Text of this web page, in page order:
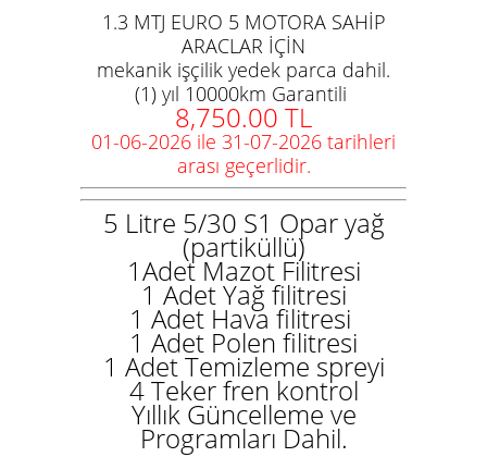
1.3 MTJ EURO 5 MOTORA SAHİP
ARACLAR İÇİN
mekanik işçilik yedek parca dahil.
(1) yıl 10000km Garantili
8,750.00 TL
01-06-2026 ile 31-07-2026 tarihleri
arası geçerlidir.
5 Litre 5/30 S1 Opar yağ
(partiküllü)
1Adet Mazot Filitresi
1 Adet Yağ filitresi
1 Adet Hava filitresi
1 Adet Polen filitresi
1 Adet Temizleme spreyi
4 Teker fren kontrol
Yıllık Güncelleme ve
Programları Dahil.